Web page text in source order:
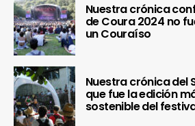
Nuestra crónica
de Coura 2024 no
un Couraíso
Nuestra crónica del
que fue la edición
sostenible del